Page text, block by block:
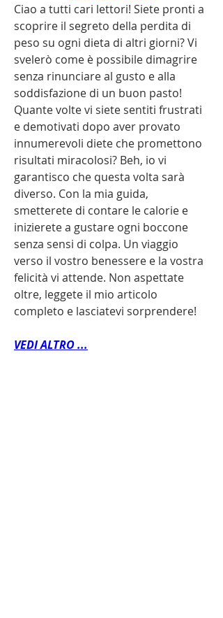
Ciao a tutti cari lettori! Siete pronti a
scoprire il segreto della perdita di
peso su ogni dieta di altri giorni? Vi
svelerò come è possibile dimagrire
senza rinunciare al gusto e alla
soddisfazione di un buon pasto!
Quante volte vi siete sentiti frustrati
e demotivati dopo aver provato
innumerevoli diete che promettono
risultati miracolosi? Beh, io vi
garantisco che questa volta sarà
diverso. Con la mia guida,
smetterete di contare le calorie e
inizierete a gustare ogni boccone
senza sensi di colpa. Un viaggio
verso il vostro benessere e la vostra
felicità vi attende. Non aspettate
oltre, leggete il mio articolo
completo e lasciatevi sorprendere!
VEDI ALTRO ...